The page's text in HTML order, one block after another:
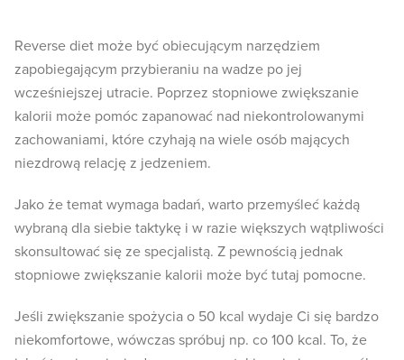
Reverse diet może być obiecującym narzędziem
zapobiegającym przybieraniu na wadze po jej
wcześniejszej utracie. Poprzez stopniowe zwiększanie
kalorii może pomóc zapanować nad niekontrolowanymi
zachowaniami, które czyhają na wiele osób mających
niezdrową relację z jedzeniem.
Jako że temat wymaga badań, warto przemyśleć każdą
wybraną dla siebie taktykę i w razie większych wątpliwości
skonsultować się ze specjalistą. Z pewnością jednak
stopniowe zwiększanie kalorii może być tutaj pomocne.
Jeśli zwiększanie spożycia o 50 kcal wydaje Ci się bardzo
niekomfortowe, wówczas spróbuj np. co 100 kcal. To, że